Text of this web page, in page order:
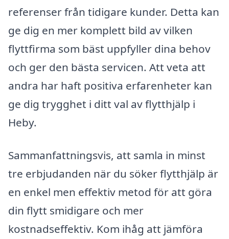
referenser från tidigare kunder. Detta kan
ge dig en mer komplett bild av vilken
flyttfirma som bäst uppfyller dina behov
och ger den bästa servicen. Att veta att
andra har haft positiva erfarenheter kan
ge dig trygghet i ditt val av flytthjälp i
Heby.
Sammanfattningsvis, att samla in minst
tre erbjudanden när du söker flytthjälp är
en enkel men effektiv metod för att göra
din flytt smidigare och mer
kostnadseffektiv. Kom ihåg att jämföra